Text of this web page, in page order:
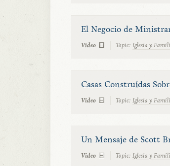
El Negocio de
Vídeo Topic: Iglesia y
Casas Construídas
Vídeo Topic: Iglesia y
Un Mensaje de Scott
Vídeo Topic: Iglesia y